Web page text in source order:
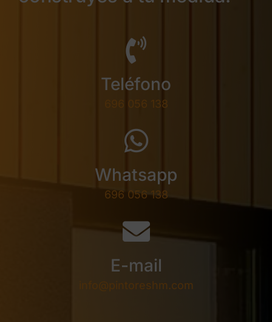
Teléfono
696 056 138
Whatsapp
696 056 138
E-mail
info@pintoreshm.com